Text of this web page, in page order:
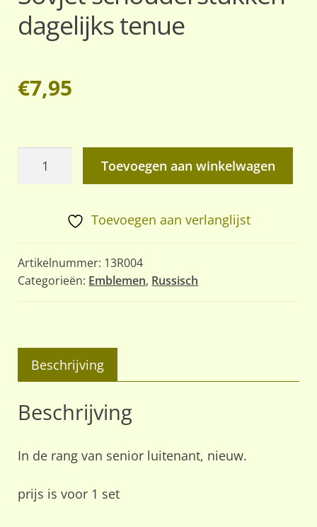
dagelijks tenue
€7,95
Toevoegen aan winkelwagen
Toevoegen aan verlanglijst
Artikelnummer: 13R004
Categorieën: Emblemen, Russisch
Beschrijving
Beschrijving
In de rang van senior luitenant, nieuw.
prijs is voor 1 set